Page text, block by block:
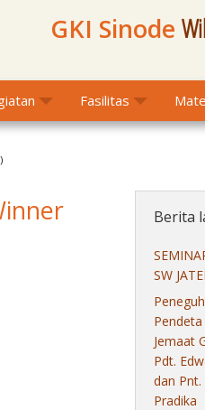
GKI Sinode
Fasilitas
Berita
SW
Jemaat
Pdt.
dan
Pradika